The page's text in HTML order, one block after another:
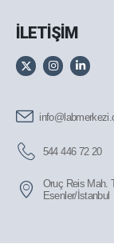
İLETİŞİM
544 446 72 20
Oruç Reis Mah.
Esenler/İstanbul